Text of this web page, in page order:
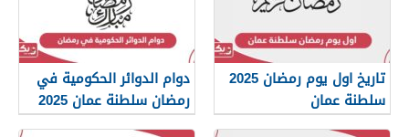
تاريخ اول يوم رمضان 2025
سلطنة عمان
دوام الدوائر الحكومية في
رمضان سلطنة عمان 2025